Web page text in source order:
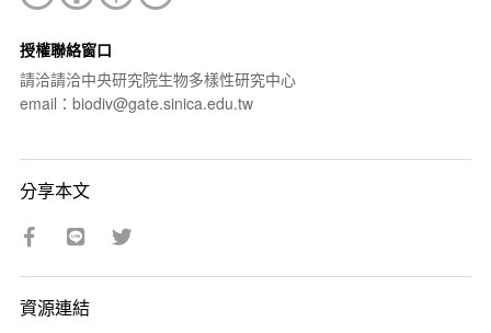
授權聯絡窗口
請洽請洽中央研究院生物多樣性研究中心
email：biodiv@gate.sinica.edu.tw
分享本文
資源連結